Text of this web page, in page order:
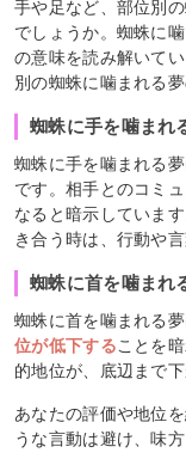
手や足など、部位別
でしょうか。蜘蛛に
の意味を読み解いて
別の蜘蛛に噛まれる
蜘蛛に手を噛まれ
蜘蛛に手を噛まれる夢
です。相手とのコミ
なると暗示していま
き合う時は、行動や
蜘蛛に首を噛まれ
蜘蛛に首を噛まれる夢
位が低下することを
的地位が、底辺まで
あなたの評価や地位
うな言動は避け、味